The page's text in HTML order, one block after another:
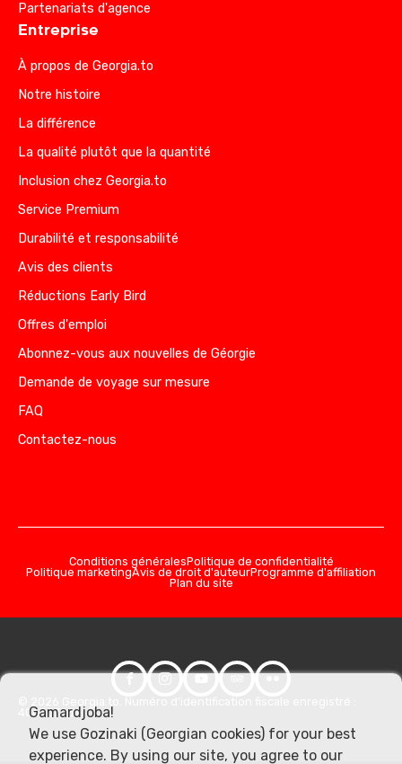
Partenariats d'agence
Entreprise
À propos de Georgia.to
Notre histoire
La différence
La qualité plutôt que la quantité
Inclusion chez Georgia.to
Service Premium
Durabilité et responsabilité
Avis des clients
Réductions Early Bird
Offres d'emploi
Abonnez-vous aux nouvelles de Géorgie
Demande de voyage sur mesure
FAQ
Contactez-nous
Conditions généralesPolitique de confidentialité
Politique marketingAvis de droit d'auteurProgramme d'affiliation
Plan du site
406357981
Gamardjoba!
We use Gozinaki (Georgian cookies) for your best
experience. By using our site, you agree to our